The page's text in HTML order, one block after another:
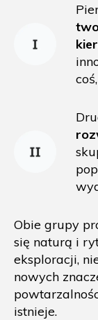
Obie grupy
się naturą i
eksploracji,
nowych
istnieje.